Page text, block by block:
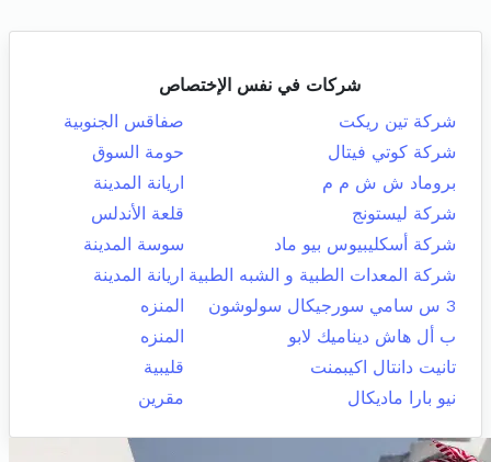
شركات في نفس الإختصاص
شركة تين ريكت
صفاقس الجنوبية
شركة كوتي فيتال
حومة السوق
بروماد ش ش م م
اريانة المدينة
شركة ليستونج
قلعة الأندلس
شركة أسكليبيوس بيو ماد
سوسة المدينة
شركة المعدات الطبية و الشبه الطبية اريانة المدينة
3 س سامي سورجيكال سولوشون
المنزه
ب أل هاش ديناميك لابو
المنزه
تانيت دانتال اكيبمنت
قليبية
نيو بارا ماديكال
مقرين